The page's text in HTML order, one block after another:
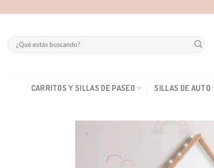
Buscar
por:
CARRITOS Y SILLAS DE PASEO SILLAS DE AUTO